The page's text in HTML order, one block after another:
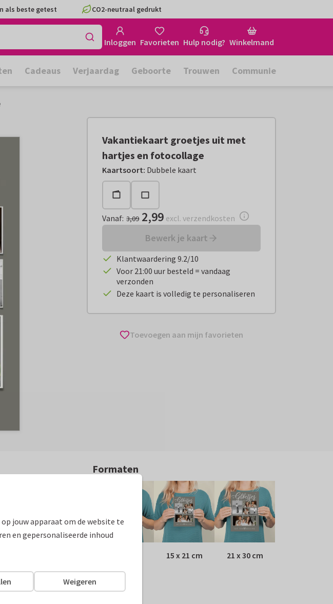
als beste getest CO2-neutraal gedrukt
Inloggen Favorieten Hulp nodig? Winkelmand
Cadeaus Verjaardag Geboorte Trouwen Communie
Vakantiekaart groetjes uit met
hartjes en fotocollage
Kaartsoort: Dubbele kaart
Vanaf:€ 2,99 excl. verzendkosten
Vanaf: 3,09 2,99 excl. verzendkosten
Bewerk je kaart
Klantwaardering 9.2/10
Voor 21:00 uur besteld = vandaag
verzonden
Deze kaart is volledig te personaliseren
Toevoegen aan mijn favorieten
Formaten
15 x 21 cm 21 x 30 cm
op jouw apparaat om de website te
en gepersonaliseerde inhoud
Weigeren